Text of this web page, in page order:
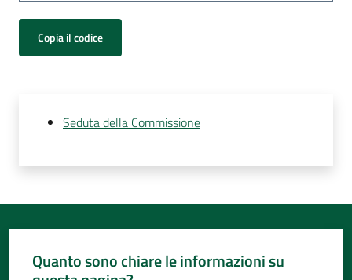
Copia il codice
Seduta della Commissione
Quanto sono chiare le informazioni su